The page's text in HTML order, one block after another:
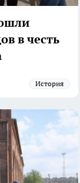
в честь
История